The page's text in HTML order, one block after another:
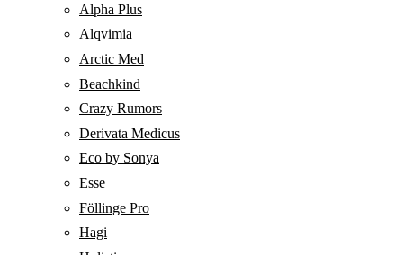
Alpha Plus
Alqvimia
Arctic Med
Beachkind
Crazy Rumors
Derivata Medicus
Eco by Sonya
Esse
Föllinge Pro
Hagi